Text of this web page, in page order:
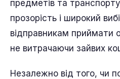
предметів та
прозорість і широкий
відправникам приймати
не витрачаючи зайвих
Незалежно від того, чи